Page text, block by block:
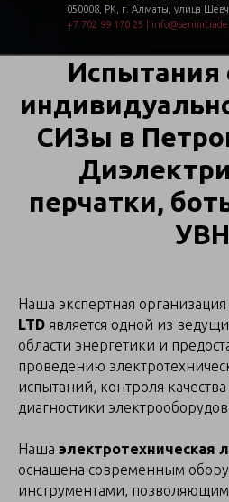
050008, РК, г. Алматы, улица
+7 702 99 170 25
Испытания
СИЗы в
перчатки,
УВН
Наша экспертная организация
LTD является одной из
области энергетики и
проведению
испытаний, контроля
диагностики
Наша электротехническая
оснащена современным
инструментами,